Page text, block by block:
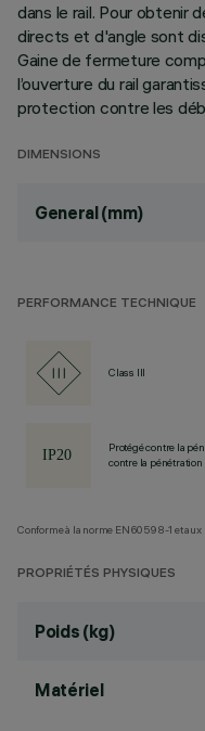
dans le rail. Pour obtenir
directs et d'angle sont
Gaine de fermeture
l’ouverture du rail
protection contre les
DIMENSIONS
General (mm)
PERFORMANCE TECHNIQUE
Class III
Protégé contre la
contre la
Conforme à la norme EN60598-1 et
PROPRIÉTÉS PHYSIQUES
Poids (kg)
Matériel